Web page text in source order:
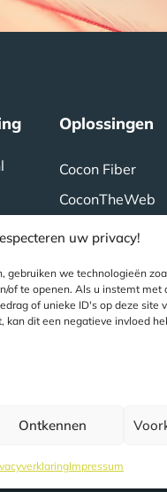
uw privacy!
gebruiken we technologieën
of te openen. Als u instemt met
of unieke ID's op deze site
dit een negatieve invloed
Ontkennen
Impressum
Oplossingen
Cocon Fiber
CoconTheWeb
Gridsz
FiberFIT